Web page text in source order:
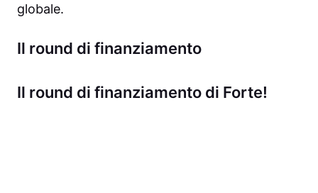
globale.
Il round di finanziamento
Il round di finanziamento di Forte!